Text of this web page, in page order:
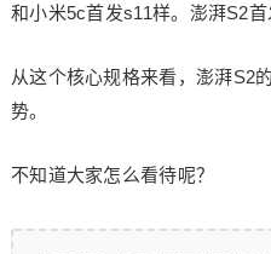
和小米5c首发s11样。澎湃S2首
从这个核心规格来看，澎湃S2
势。
不知道大家怎么看待呢？